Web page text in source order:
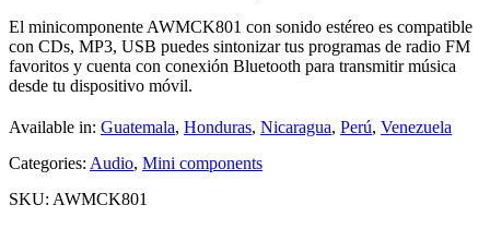
El minicomponente AWMCK801 con sonido estéreo es compatible
con CDs, MP3, USB puedes sintonizar tus programas de radio FM
favoritos y cuenta con conexión Bluetooth para transmitir música
desde tu dispositivo móvil.
Available in: Guatemala, Honduras, Nicaragua, Perú, Venezuela
Categories: Audio, Mini components
SKU: AWMCK801